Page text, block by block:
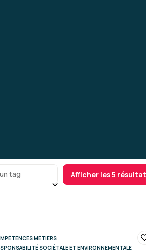
tag Afficher les 5
MÉTIERS
SOCIÉTALE ET ENVIRONNEMENTALE